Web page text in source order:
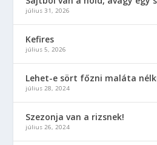
július 31, 2026
Kefires
július 5, 2026
Lehet-e sört főzni maláta
július 28, 2024
Szezonja van a rizsnek!
július 26, 2024